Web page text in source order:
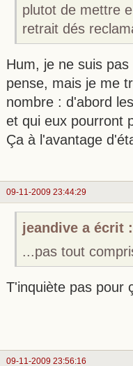
plutot de mettre
retrait dés
Hum, je ne suis
pense, mais je me
nombre : d'abord
et qui eux pourront
Ça à l'avantage
09-11-2009 23:44:29
jeandive a écrit :
...pas tout
T'inquiète pas pour
09-11-2009 23:56:16